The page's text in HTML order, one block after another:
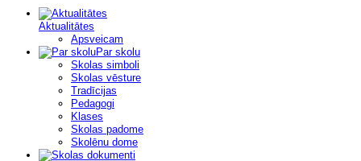
Aktualitātes
Apsveicam
Par skolu
Skolas simboli
Skolas vēsture
Tradīcijas
Pedagogi
Klases
Skolas padome
Skolēnu dome